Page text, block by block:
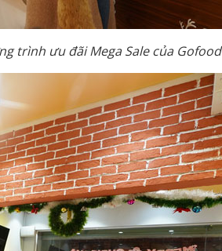
trình ưu đãi Mega Sale của Gofood